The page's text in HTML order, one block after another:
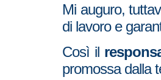
Mi auguro,
di lavoro e
Così il
promossa dalla